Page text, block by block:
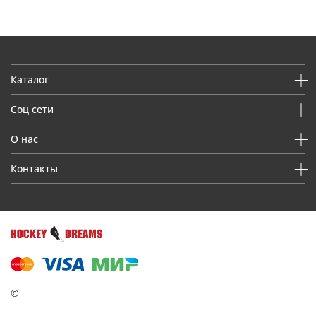
Каталог
Соц сети
О нас
Контакты
©